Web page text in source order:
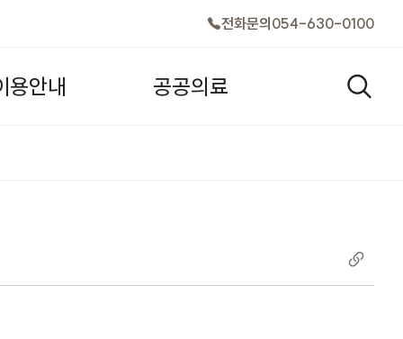
전화문의 054-630-0100
용안내 공공의료 검색창